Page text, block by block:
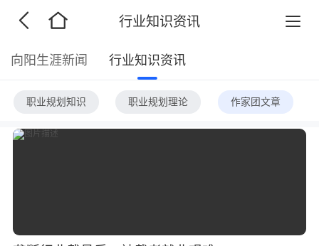
行业知识资讯
向阳生涯新闻 行业知识资讯
职业规划知识 职业规划理论 作家团文章